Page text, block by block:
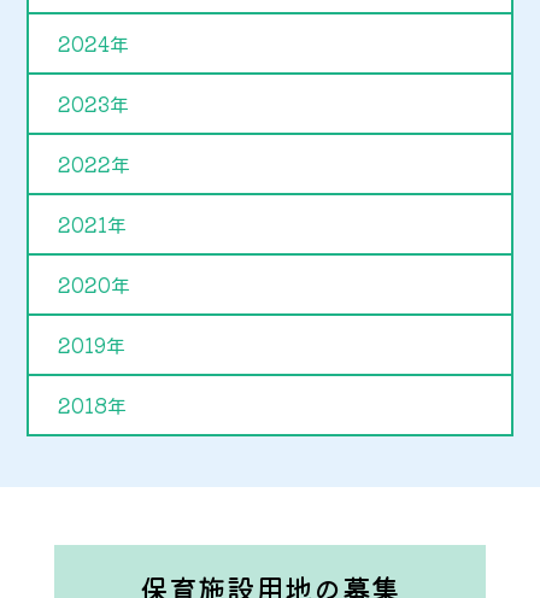
2024年
2023年
2022年
2021年
2020年
2019年
2018年
保育施設用地の募集